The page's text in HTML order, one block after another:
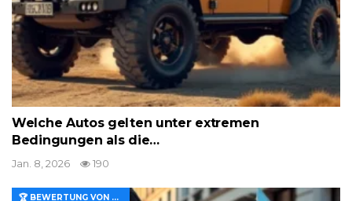
Welche Autos gelten unter extremen
Bedingungen als die…
Jan. 8, 2026 190
🏆 BEWERTUNG VON MERKMALEN UND WERT